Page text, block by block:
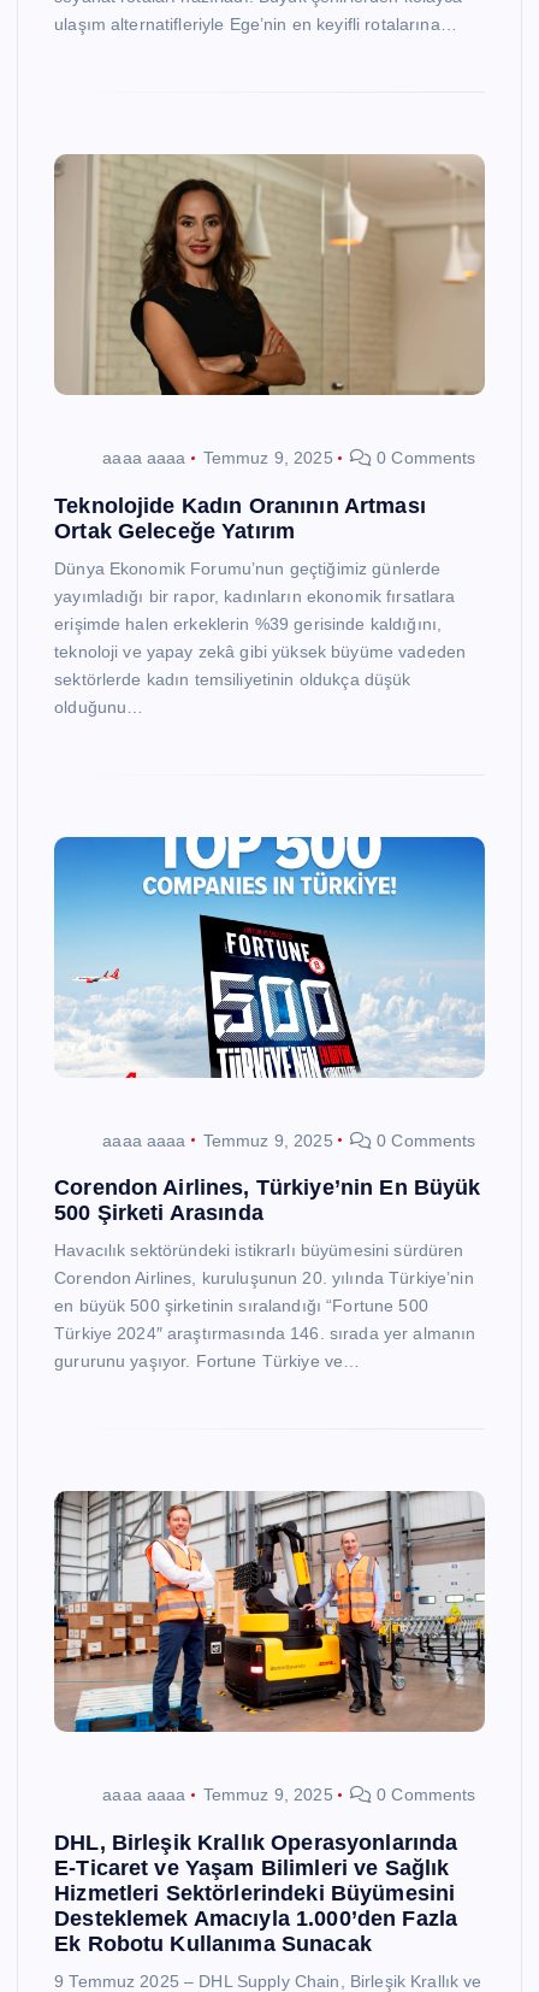
ulaşım alternatifleriyle Ege’nin en keyifli rotalarına…
aaaa aaaa Temmuz 9, 2025 0 Comments
Teknolojide Kadın Oranının Artması
Ortak Geleceğe Yatırım
Dünya Ekonomik Forumu’nun geçtiğimiz günlerde
yayımladığı bir rapor, kadınların ekonomik fırsatlara
erişimde halen erkeklerin %39 gerisinde kaldığını,
teknoloji ve yapay zekâ gibi yüksek büyüme vadeden
sektörlerde kadın temsiliyetinin oldukça düşük
olduğunu…
aaaa aaaa Temmuz 9, 2025 0 Comments
Corendon Airlines, Türkiye’nin En Büyük
500 Şirketi Arasında
Havacılık sektöründeki istikrarlı büyümesini sürdüren
Corendon Airlines, kuruluşunun 20. yılında Türkiye’nin
en büyük 500 şirketinin sıralandığı “Fortune 500
Türkiye 2024″ araştırmasında 146. sırada yer almanın
gururunu yaşıyor. Fortune Türkiye ve…
aaaa aaaa Temmuz 9, 2025 0 Comments
DHL, Birleşik Krallık Operasyonlarında
E-Ticaret ve Yaşam Bilimleri ve Sağlık
Hizmetleri Sektörlerindeki Büyümesini
Desteklemek Amacıyla 1.000’den Fazla
Ek Robotu Kullanıma Sunacak
9 Temmuz 2025 – DHL Supply Chain, Birleşik Krallık ve